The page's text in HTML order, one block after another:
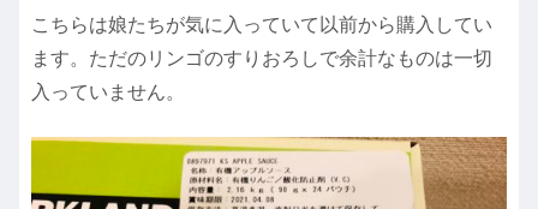
こちらは娘たちが気に入っていて以前から購入してい
ます。ただのリンゴのすりおろしで余計なものは一切
入っていません。